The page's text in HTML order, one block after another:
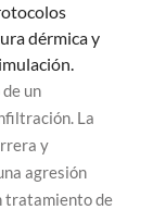
dérmica y
un
La
y
agresión
tratamiento de